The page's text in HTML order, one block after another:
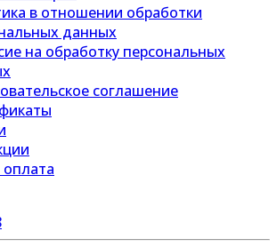
в отношении обработки
данных
на обработку персональных
соглашение